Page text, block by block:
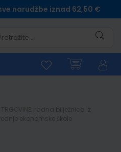
narudžbe iznad 62,50 €